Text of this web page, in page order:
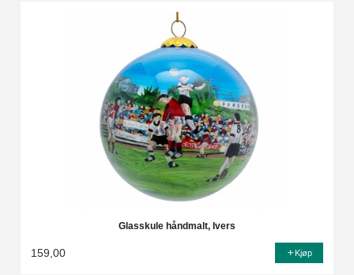
Glasskule håndmalt, Ivers
159,00 Kjøp